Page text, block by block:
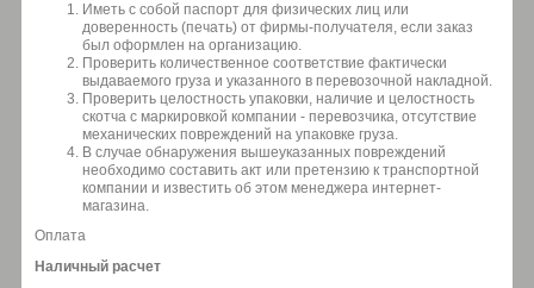
Иметь с собой паспорт для физических лиц или
доверенность (печать) от фирмы-получателя, если заказ
был оформлен на организацию.
Проверить количественное соответствие фактически
выдаваемого груза и указанного в перевозочной накладной.
Проверить целостность упаковки, наличие и целостность
скотча с маркировкой компании - перевозчика, отсутствие
механических повреждений на упаковке груза.
В случае обнаружения вышеуказанных повреждений
необходимо составить акт или претензию к транспортной
компании и известить об этом менеджера интернет-
магазина.
Оплата
Наличный расчет